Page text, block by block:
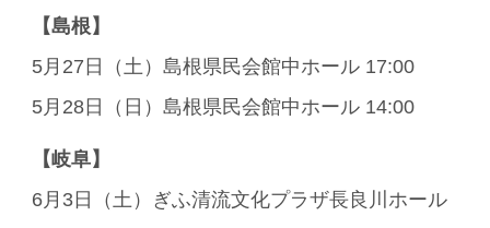
【島根】
5月27日（土）島根県民会館中ホール 17:00
5月28日（日）島根県民会館中ホール 14:00
【岐阜】
6月3日（土）ぎふ清流文化プラザ長良川ホール